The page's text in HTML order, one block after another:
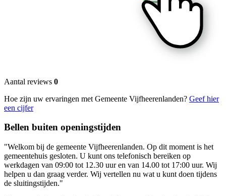
Aantal reviews 0
Hoe zijn uw ervaringen met Gemeente Vijfheerenlanden? Geef hier
een cijfer
Bellen buiten openingstijden
"Welkom bij de gemeente Vijfheerenlanden. Op dit moment is het
gemeentehuis gesloten. U kunt ons telefonisch bereiken op
werkdagen van 09:00 tot 12.30 uur en van 14.00 tot 17:00 uur. Wij
helpen u dan graag verder. Wij vertellen nu wat u kunt doen tijdens
de sluitingstijden."